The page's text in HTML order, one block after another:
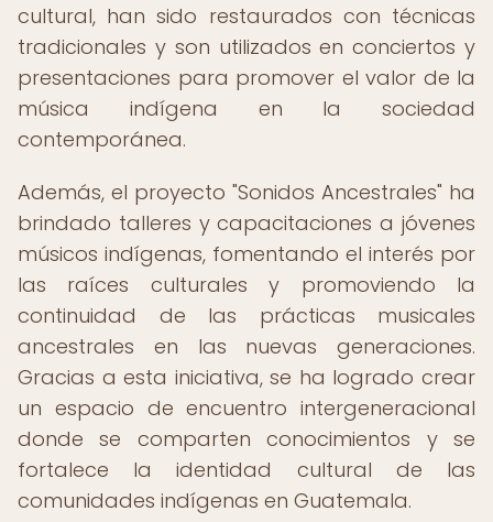
cultural, han sido restaurados con técnicas
tradicionales y son utilizados en conciertos y
presentaciones para promover el valor de la
música indígena en la sociedad
contemporánea.
Además, el proyecto "Sonidos Ancestrales" ha
brindado talleres y capacitaciones a jóvenes
músicos indígenas, fomentando el interés por
las raíces culturales y promoviendo la
continuidad de las prácticas musicales
ancestrales en las nuevas generaciones.
Gracias a esta iniciativa, se ha logrado crear
un espacio de encuentro intergeneracional
donde se comparten conocimientos y se
fortalece la identidad cultural de las
comunidades indígenas en Guatemala.